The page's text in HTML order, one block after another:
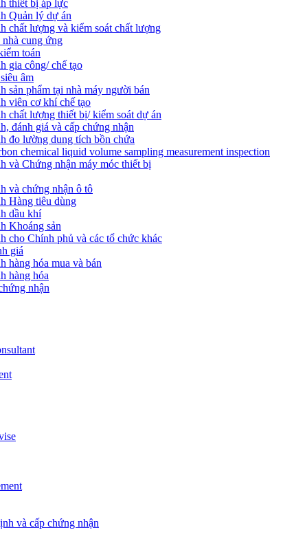
thiết bị áp lực
Quản lý dự án
chất lượng và kiểm soát chất lượng
cung ứng
toán
gia công/ chế tạo
âm
sản phẩm tại nhà máy người bán
viên cơ khí chế tạo
chất lượng thiết bị/ kiểm soát dự án
đánh giá và cấp chứng nhận
đo lường dung tích bồn chứa
chemical liquid volume sampling measurement inspection
và Chứng nhận máy móc thiết bị
và chứng nhận ô tô
Hàng tiêu dùng
dầu khí
Khoáng sản
cho Chính phủ và các tổ chức khác
giá
hàng hóa mua và bán
hàng hóa
nhận
và cấp chứng nhận